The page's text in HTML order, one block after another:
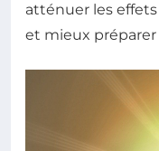
atténuer les
et mieux préparer